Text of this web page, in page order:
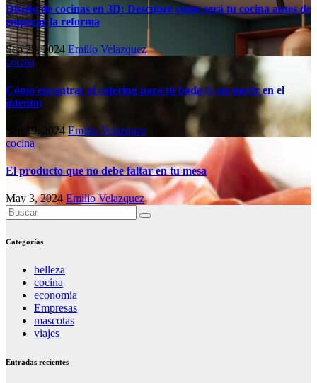
Diseño de cocinas en 3D: Descubre cómo será tu cocina antes de
empezar la reforma
Sep 25, 2024 Emilio Velazquez
cocina
Cómo encontrar el catering para tu boda (y no morir en el
intento)
Sep 19, 2024Emilio Velazquez
cocina
El producto que no debe faltar en tu mesa
May 3, 2024 Emilio Velazquez
Categorías
belleza
cocina
economia
Empresas
mascotas
viajes
Entradas recientes